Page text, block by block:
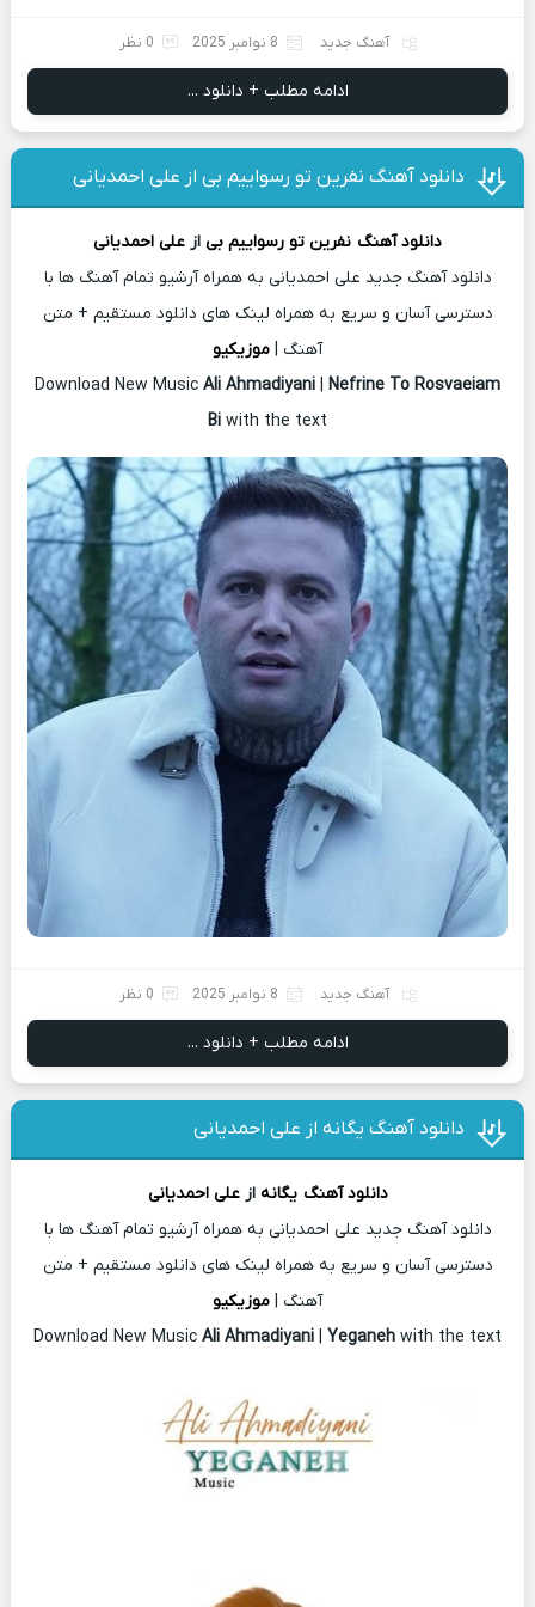
آهنگ جدید 8 نوامبر 2025 0 نظر
ادامه مطلب + دانلود ...
دانلود آهنگ نفرین تو رسواییم بی از علی احمدیانی
دانلود آهنگ نفرین تو رسواییم بی از علی احمدیانی
دانلود آهنگ جدید علی احمدیانی به همراه آرشیو تمام آهنگ ها با
دسترسی آسان و سریع به همراه لینک های دانلود مستقیم + متن
آهنگ | موزیکیو
Download New Music Ali Ahmadiyani | Nefrine To Rosvaeiam
Bi with the text
آهنگ جدید 8 نوامبر 2025 0 نظر
ادامه مطلب + دانلود ...
دانلود آهنگ یگانه از علی احمدیانی
دانلود آهنگ یگانه ازعلی احمدیانی
دانلود آهنگ جدید علی احمدیانی به همراه آرشیو تمام آهنگ ها با
دسترسی آسان و سریع به همراه لینک های دانلود مستقیم + متن
آهنگ | موزیکیو
Download New Music Ali Ahmadiyani | Yeganeh with the text